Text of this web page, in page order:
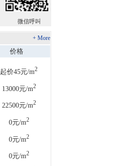
微信呼叫
+ More
价格
起价45元/m2
13000元/m2
22500元/m2
0元/m2
0元/m2
0元/m2